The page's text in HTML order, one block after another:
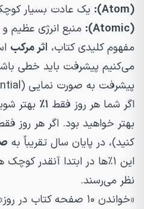
(Atom):
یک عادت بسیار کوچک
(Atomic):
منبع انرژی عظیم و
مفهوم کلیدی کتاب، اثر مرکب
می‌کنیم پیشرفت باید خطی
پیشرفت به صورت نمایی (Exponential) رخ می‌دهد.
اگر شما هر روز فقط ۱٪ بهتر
کنید)، در پایان سال تقریباً به
این ۱٪ها در ابتدا آنقدر
نظر می‌رسند.
«خواندن ۱۰ صفحه کتاب